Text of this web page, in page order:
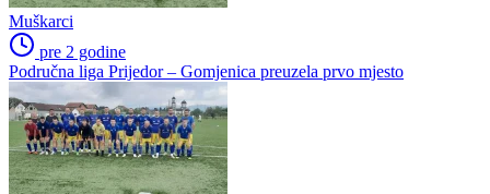
Muškarci
pre 2 godine
Područna liga Prijedor – Gomjenica preuzela prvo mjesto